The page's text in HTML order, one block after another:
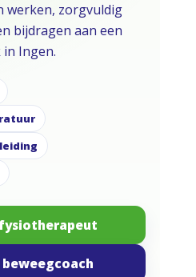
werken, zorgvuldig
bijdragen aan een
Ingen.